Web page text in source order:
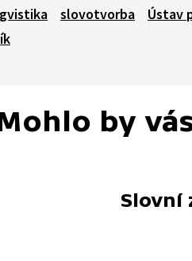
slovotvorba
Ústav
by
Slovní